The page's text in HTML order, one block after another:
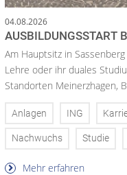
04.08.2026
AUSBILDUNGSSTART
Am Hauptsitz in
Lehre oder ihr duales
Standorten Meinerzhagen,
Anlagen ING
Nachwuchs Studie
Mehr erfahren